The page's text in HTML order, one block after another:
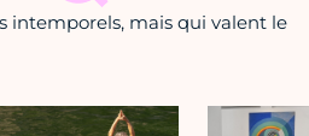
intemporels, mais qui valent le